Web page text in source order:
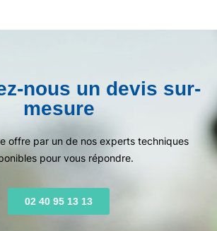
nous un devis sur-
mesure
offre par un de nos experts techniques
pour vous répondre.
02 40 95 13 13